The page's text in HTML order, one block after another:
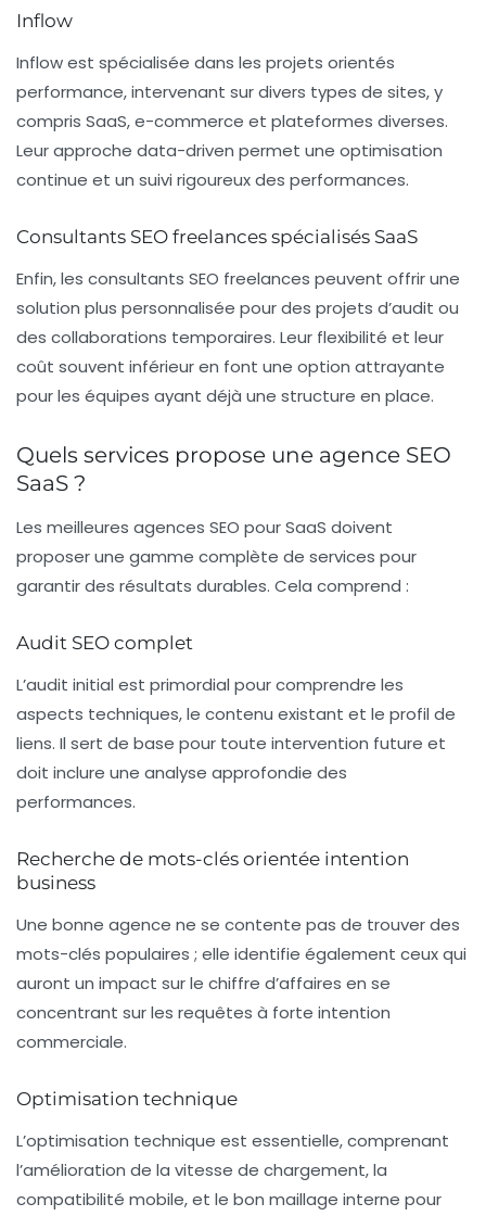
Inflow
Inflow est spécialisée dans les projets orientés
performance, intervenant sur divers types de sites, y
compris SaaS, e-commerce et plateformes diverses.
Leur approche data-driven permet une optimisation
continue et un suivi rigoureux des performances.
Consultants SEO freelances spécialisés SaaS
Enfin, les consultants SEO freelances peuvent offrir une
solution plus personnalisée pour des projets d’audit ou
des collaborations temporaires. Leur flexibilité et leur
coût souvent inférieur en font une option attrayante
pour les équipes ayant déjà une structure en place.
Quels services propose une agence SEO
SaaS ?
Les meilleures agences SEO pour SaaS doivent
proposer une gamme complète de services pour
garantir des résultats durables. Cela comprend :
Audit SEO complet
L’audit initial est primordial pour comprendre les
aspects techniques, le contenu existant et le profil de
liens. Il sert de base pour toute intervention future et
doit inclure une analyse approfondie des
performances.
Recherche de mots-clés orientée intention
business
Une bonne agence ne se contente pas de trouver des
mots-clés populaires ; elle identifie également ceux qui
auront un impact sur le chiffre d’affaires en se
concentrant sur les requêtes à forte intention
commerciale.
Optimisation technique
L’optimisation technique est essentielle, comprenant
l’amélioration de la vitesse de chargement, la
compatibilité mobile, et le bon maillage interne pour